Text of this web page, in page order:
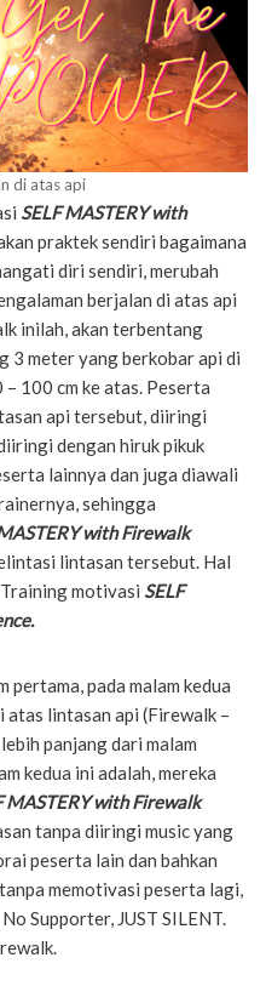
di atas api
SELF MASTERY with
praktek sendiri bagaimana
diri sendiri, merubah
berjalan di atas api
inilah, akan terbentang
3 meter yang berkobar api di
100 cm ke atas. Peserta
api tersebut, diiringi
dengan hiruk pikuk
lainnya dan juga diawali
sehingga
with Firewalk
lintasan tersebut. Hal
motivasi SELF
pertama, pada malam kedua
atas lintasan api (Firewalk –
panjang dari malam
kedua ini adalah, mereka
MASTERY with Firewalk
tanpa diiringi music yang
peserta lain dan bahkan
memotivasi peserta lagi,
Supporter, JUST SILENT.